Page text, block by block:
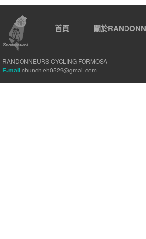
首頁 關於
RANDONNEURS CYCLING FORMOSA
E-mail:chunchieh0529@gmail.com